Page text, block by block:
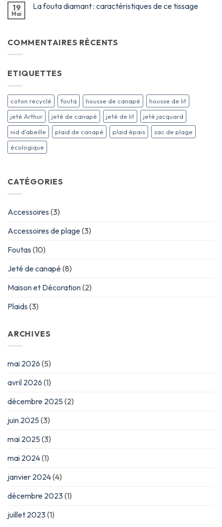
19
Mai
La fouta diamant : caractéristiques de ce tissage
COMMENTAIRES RÉCENTS
ETIQUETTES
coton recyclé fouta housse de canapé
housse de lit
jeté Arthur
jeté de canapé jeté de lit
jeté jacquard
nid d'abeille
plaid de canapé plaid épais
sac de plage
écologique
CATÉGORIES
Accessoires (3)
Accessoires de plage(3)
Foutas (10)
Jeté de canapé(8)
Maison et Décoration(2)
Plaids (3)
ARCHIVES
mai 2026 (5)
avril 2026 (1)
décembre 2025(2)
juin 2025(3)
mai 2025(3)
mai 2024(1)
janvier 2024(4)
décembre 2023(1)
juillet 2023(1)